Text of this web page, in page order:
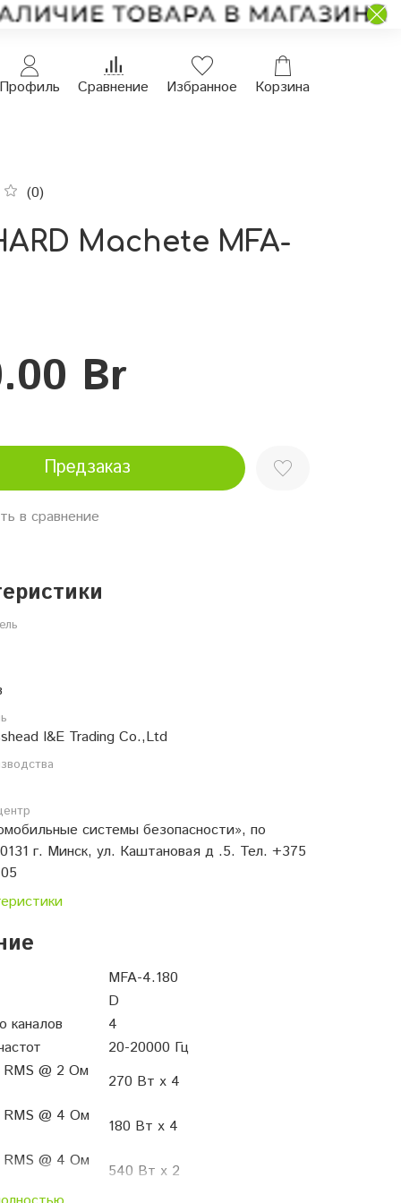
Профиль Сравнение Избранное Корзина
(0)
Machete MFA-
Br
Предзаказ
в сравнение
I&E Trading Co.,Ltd
системы безопасности», по
г. Минск, ул. Каштановая д .5. Тел. +375
MFA-4.180
D
каналов
4
20-20000 Гц
@ 2 Ом
270 Вт x 4
@ 4 Ом
180 Вт x 4
@ 4 Ом
540 Вт x 2